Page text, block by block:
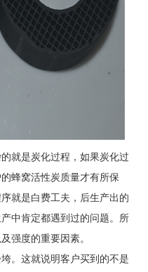
就是炭化过程，如果炭化过
蜂窝活性炭质量才有所保
就是白费工夫，后生产出的
中肯定都遇到过的问题。所
强度的重要因素。
。这就说明客户买到的不是